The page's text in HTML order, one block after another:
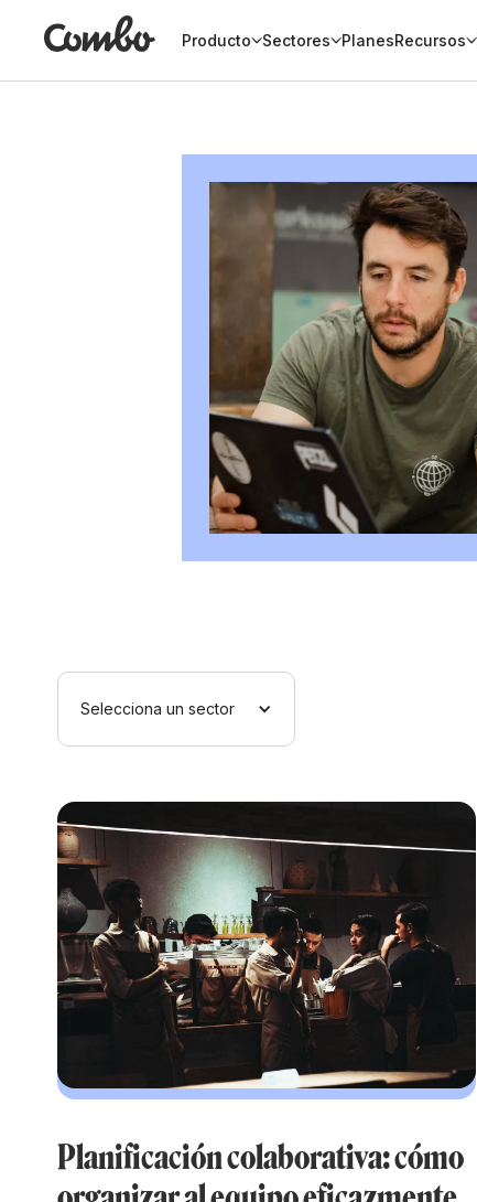
Producto Sectores PlanesRecursos
Selecciona un sector
Planificación colaborativa: cómo